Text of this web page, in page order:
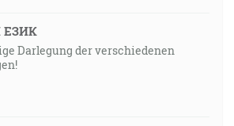
ЕЗИК
Darlegung der verschiedenen